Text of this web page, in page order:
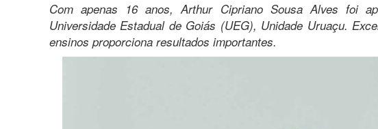
Com apenas 16 anos, Arthur Cipriano Sousa Alves foi
Universidade Estadual de Goiás (UEG), Unidade Uruaçu.
ensinos proporciona resultados importantes.